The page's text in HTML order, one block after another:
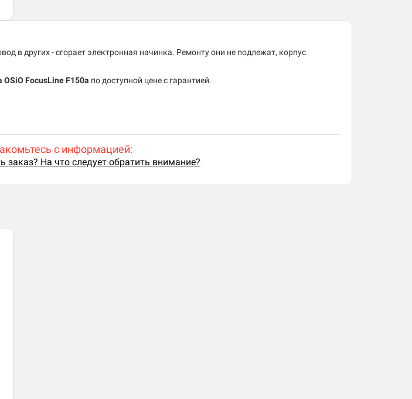
в других - сгорает электронная начинка. Ремонту они не подлежат, корпус
OSiO FocusLine F150a по доступной цене с гарантией.
с информацией:
заказ? На что следует обратить внимание?